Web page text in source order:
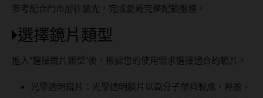
參考配合門市前往驗光，完成愛戴完整配鏡服務。
選擇鏡片類型
進入”選擇鏡片類型”後，根據您的使用需求選擇適合的鏡片。
光學透明鏡片：光學透明鏡片以高分子塑料製成，輕盈、